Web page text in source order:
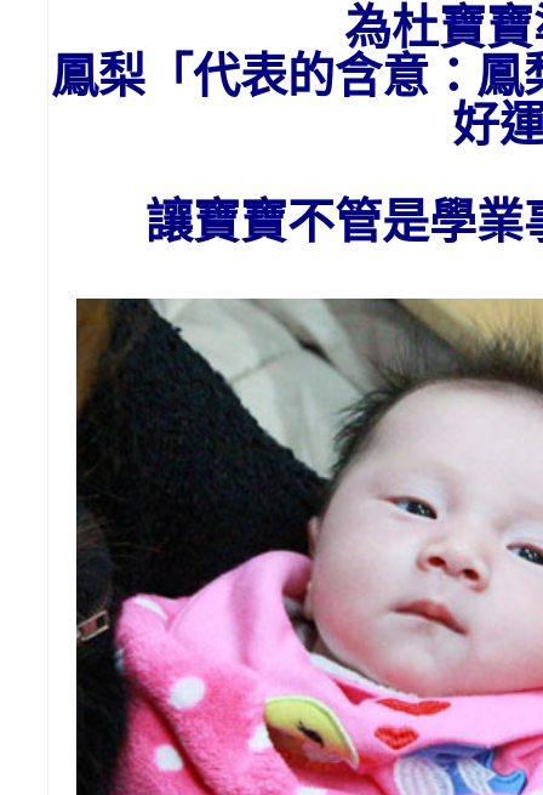
為杜寶
鳳梨「代表的含意： 鳳
好
讓寶寶不管是學業